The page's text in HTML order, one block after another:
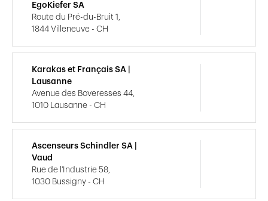
EgoKiefer SA
Route du Pré-du-Bruit 1,
1844 Villeneuve - CH
Karakas et Français SA |
Lausanne
Avenue des Boveresses 44,
1010 Lausanne - CH
Ascenseurs Schindler SA |
Vaud
Rue de l'Industrie 58,
1030 Bussigny - CH